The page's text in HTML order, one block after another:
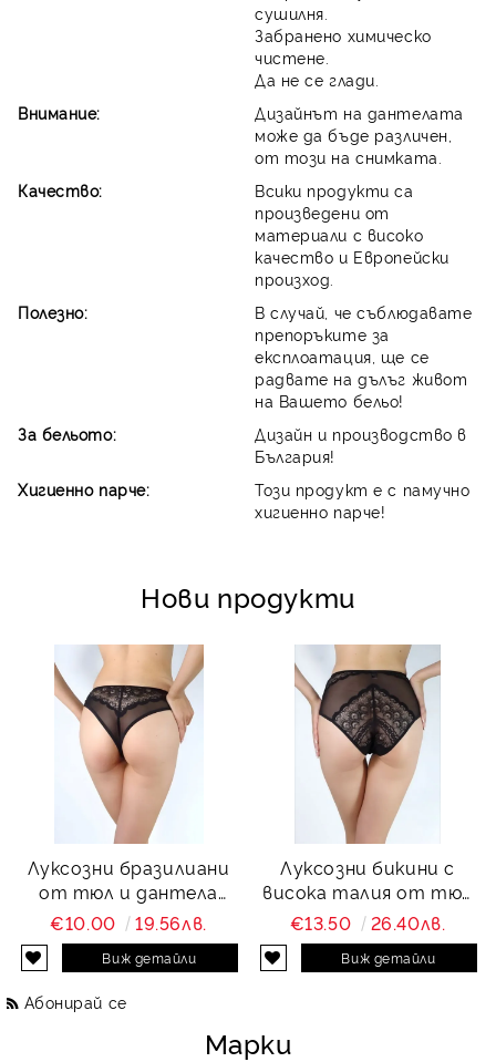
сушилня.
Забранено химическо
чистене.
Да не се глади.
Внимание:
Дизайнът на дантелата
може да бъде различен,
от този на снимката.
Качество:
Всики продукти са
произведени от
материали с високо
качество и Европейски
произход.
Полезно:
В случай, че съблюдавате
препоръките за
експлоатация, ще се
радвате на дълъг живот
на Вашето бельо!
За бельото:
Дизайн и производство в
България!
Хигиенно парче:
Този продукт е с памучно
хигиенно парче!
Нови продукти
Луксозни бразилиани
от тюл и дантела
Charity
€10.00 19.56лв.
Виж детайли
Луксозни бикини с
висока талия от тюл
и дантела Charity
€13.50 26.40лв.
Виж детайли
Абонирай се
Марки